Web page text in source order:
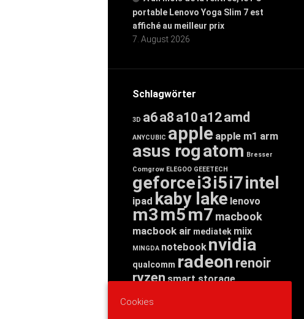
portable Lenovo Yoga Slim 7 est
affiché au meilleur prix
7. August 2026
Schlagwörter
3D a6a8 a10 a12amd
ANYCUBIC apple apple m1 arm
asus rogatom Bresser
Comgrow ELEGOO GEEETECH
geforcei3i5i7intel
ipad kaby lake lenovo
m3m5m7 macbook
macbook air mediatek miix
MINGDA notebook nvidia
qualcomm radeon renoir
ryzensmart storage
threadripper
Cookies